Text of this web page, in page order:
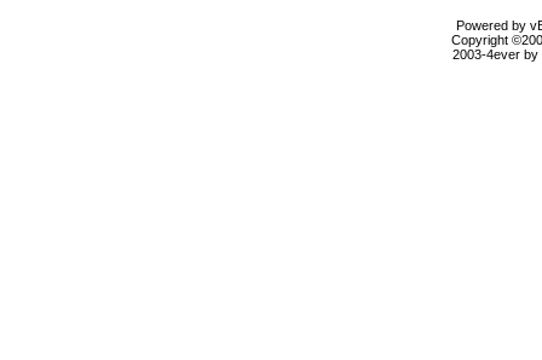
Powered by
Copyright
2003-4ever by